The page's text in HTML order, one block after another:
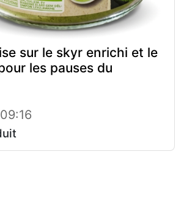
sur le skyr enrichi et le
les pauses du